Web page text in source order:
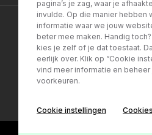
pagina’s je zag, waar je
invulde. Op die manier hebben
informatie waar we jouw
beter mee maken. Handig
kies je zelf of je dat toestaat.
eerlijk over. Klik op “Cookie
vind meer informatie en beheer
voorkeuren.
Cookie instellingen